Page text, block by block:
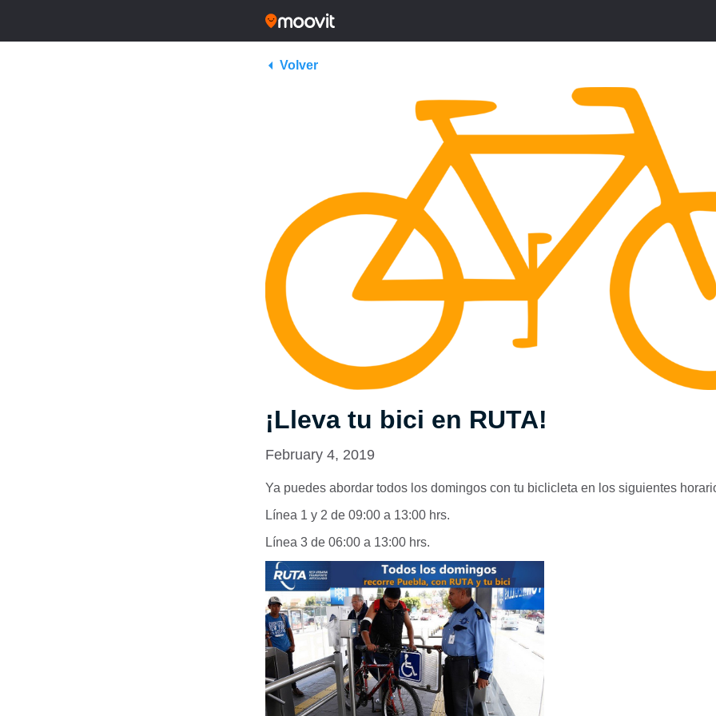
Volver
¡Lleva tu bici en RUTA!
February 4, 2019
Ya puedes abordar todos los domingos con tu biclicleta en los siguientes
Línea 1 y 2 de 09:00 a 13:00 hrs.
Línea 3 de 06:00 a 13:00 hrs.